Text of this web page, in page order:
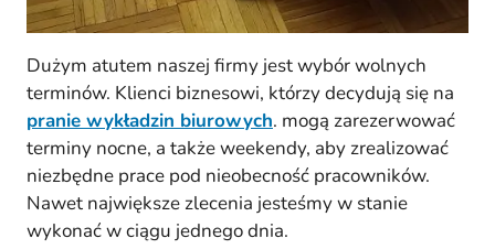
Dużym atutem naszej firmy jest wybór wolnych
terminów. Klienci biznesowi, którzy decydują się na
pranie wykładzin biurowych. mogą zarezerwować
terminy nocne, a także weekendy, aby zrealizować
niezbędne prace pod nieobecność pracowników.
Nawet największe zlecenia jesteśmy w stanie
wykonać w ciągu jednego dnia.